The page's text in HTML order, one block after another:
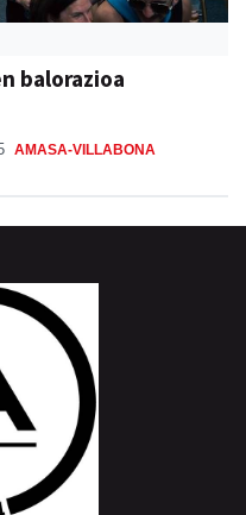
balorazioa
AMASA-VILLABONA